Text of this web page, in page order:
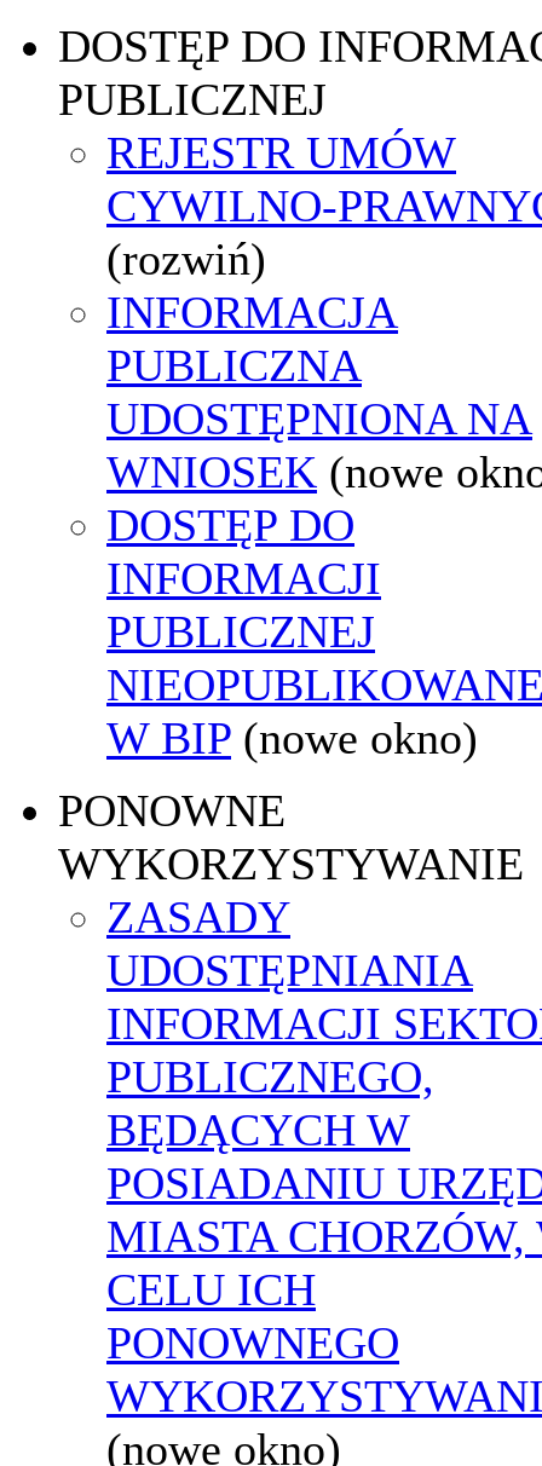
DOSTĘP DO
PUBLICZNEJ
REJESTR UMÓW
CYWILNO-
(rozwiń)
INFORMACJA
PUBLICZNA
UDOSTĘPNIONA NA
WNIOSEK (nowe
DOSTĘP DO
INFORMACJI
PUBLICZNEJ
W BIP (nowe okno)
PONOWNE
WYKORZYSTYWANIE
ZASADY
UDOSTĘPNIANIA
INFORMACJI
PUBLICZNEGO,
BĘDĄCYCH W
POSIADANIU
MIASTA CHORZÓW,
CELU ICH
PONOWNEGO
(nowe okno)